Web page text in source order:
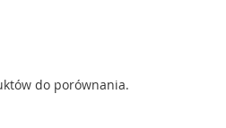
do porównania.